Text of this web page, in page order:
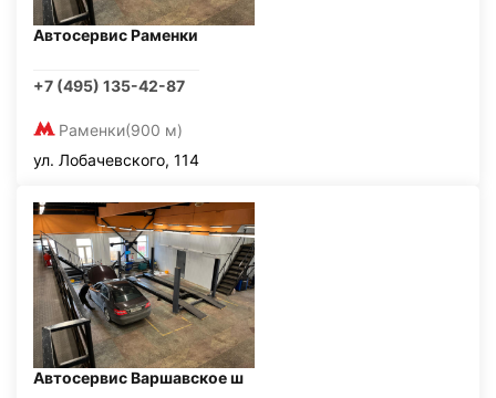
Автосервис Раменки
+7 (495) 135-42-87
Раменки(900 м)
ул. Лобачевского, 114
Автосервис Варшавское ш